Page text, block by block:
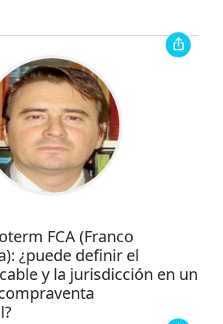
FCA (Franco
¿puede definir el
y la jurisdicción en un